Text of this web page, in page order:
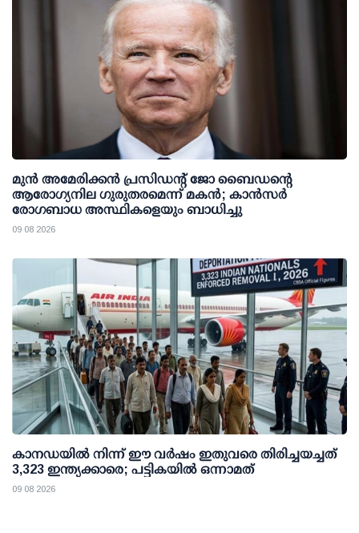
മുന്‍ അമേരിക്കന്‍ പ്രസിഡന്റ് ജോ ബൈഡന്റെ
ആരോഗ്യനില ഗുരുതരമെന്ന് മകന്‍; കാന്‍സര്‍
രോഗബാധ അസ്ഥികളെയും ബാധിച്ചു
09 08 2026
കാനഡയിൽ നിന്ന് ഈ വർഷം ഇതുവരെ തിരിച്ചയച്ചത്
3,323 ഇന്ത്യക്കാരെ; പട്ടികയിൽ ഒന്നാമത്
09 08 2026